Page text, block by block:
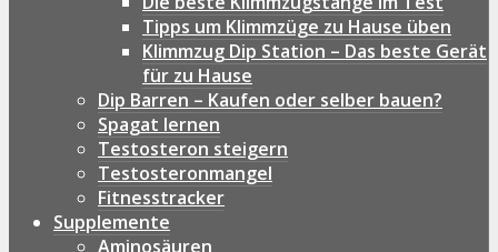
Tipps um Klimmzüge zu Hause üben
Klimmzug Dip Station – Das beste Gerät
für zu Hause
Dip Barren – Kaufen oder selber bauen?
Spagat lernen
Testosteron steigern
Testosteronmangel
Fitnesstracker
Supplemente
Aminosäuren